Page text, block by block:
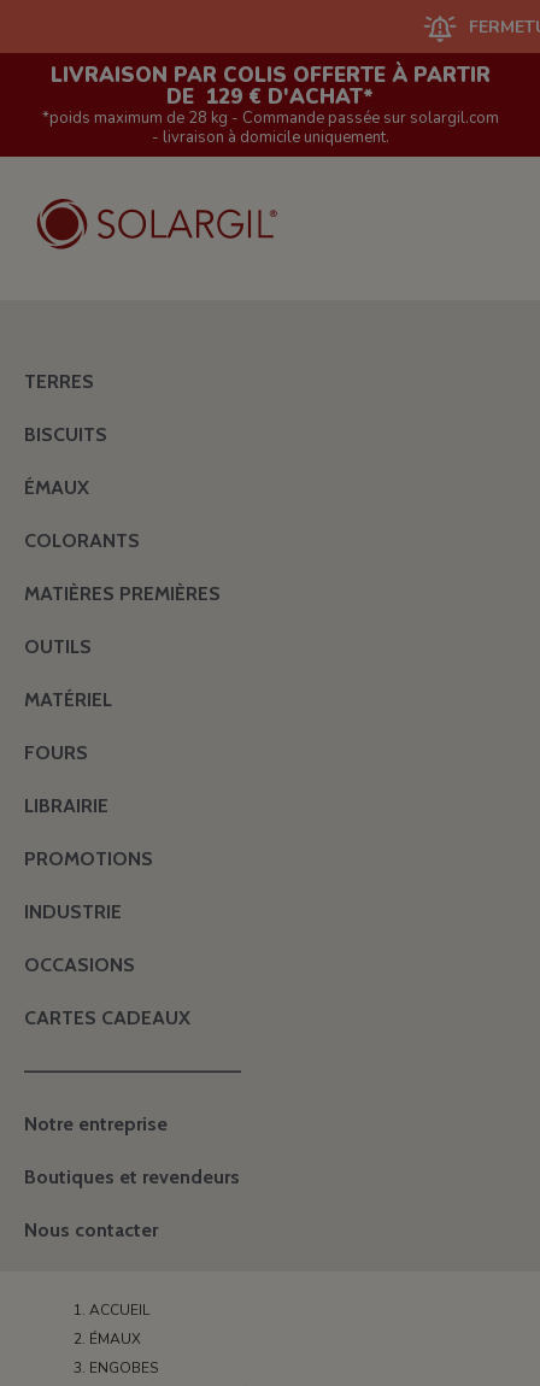
FERMETURE
LIVRAISON PAR COLIS OFFERTE À PARTIR
DE 129 € D'ACHAT*
*poids maximum de 28 kg - Commande passée sur solargil.com
- livraison à domicile uniquement.
TERRES
BISCUITS
ÉMAUX
COLORANTS
MATIÈRES PREMIÈRES
OUTILS
MATÉRIEL
FOURS
LIBRAIRIE
PROMOTIONS
INDUSTRIE
OCCASIONS
CARTES CADEAUX
———————————————
Notre entreprise
Boutiques et revendeurs
Nous contacter
ACCUEIL
ÉMAUX
ENGOBES